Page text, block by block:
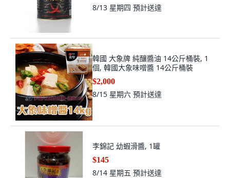
8/13 星期四 預計送達
韓國 大象牌 純釀醬油 14公斤桶裝, 1
個, 韓國大象味噌醬 14公斤桶裝
$2,000
8/15 星期六 預計送達
李錦記 幼蝦滑醬, 1罐
$145
8/14 星期五 預計送達